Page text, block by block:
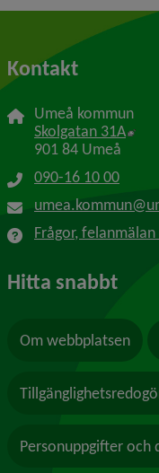
Kontakt
Umeå kommun
Skolgatan 31A
901 84 Umeå
090-16 10 00
Frågor,
Hitta snabbt
Om webbplatsen
Personuppgifter och